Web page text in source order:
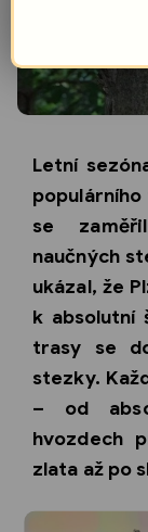
Letní
se
naučných
ukázal, že
k absolutní
trasy se
stezky.
– od
hvozdech
zlata až po